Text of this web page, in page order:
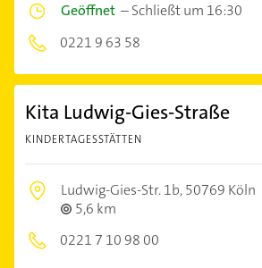
Geöffnet –Schließt um 16:30
0221 9 63 58
Kita Ludwig-Gies-Straße
KINDERTAGESSTÄTTEN
Ludwig-Gies-Str. 1b,50769 Köln
5,6 km
0221 7 10 98 00